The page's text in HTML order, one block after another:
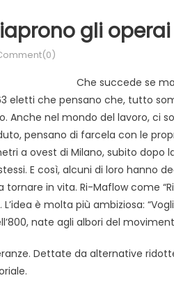
gli operai
Che succede se
eletti che pensano che, tutto
Anche nel mondo del lavoro, ci
pensano di farcela con le
a ovest di Milano, subito
E così, alcuni di loro hanno
in vita. Ri-Maflow come
è molta più ambiziosa:
nate agli albori del
Dettate da alternative
Ecologia Evidenza
Duro attacco al
dai Paesi del Nord. Il
rischio